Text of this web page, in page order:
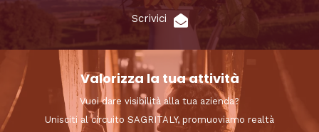
Scrivici
Valorizza la tua attività
Vuoi dare visibilità alla tua azienda?
Unisciti al circuito SAGRITALY, promuoviamo realtà